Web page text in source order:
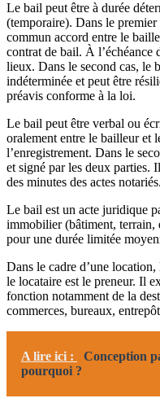
Le bail peut être à durée
(temporaire). Dans le premier
commun accord entre le
contrat de bail. À
lieux. Dans le second cas, le
indéterminée et peut être
préavis conforme à la loi.
Le bail peut être verbal ou
oralement entre le bailleur et
l’enregistrement. Dans le
et signé par les deux parties.
des minutes des actes notariés.
Le bail est un acte juridique
immobilier (bâtiment, terrain,
pour une durée limitée
Dans le cadre d’une
le locataire est le preneur. Il
fonction notamment de la
commerces, bureaux,
A lire ici :
Conception
pourquoi ?